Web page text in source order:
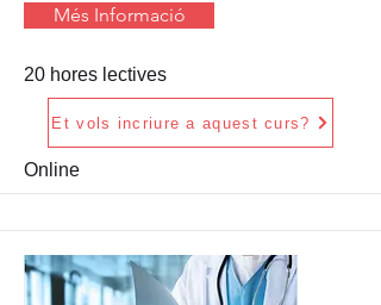
Més Informació
20 hores lectives
Et vols incriure a aquest curs?
Online